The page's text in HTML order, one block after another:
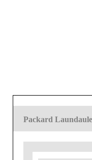
Packard